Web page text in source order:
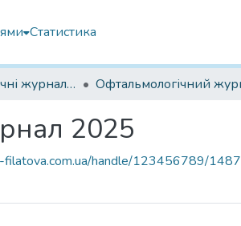
Статистика
Офтальмологічні журнали українські
2025
handle/123456789/1487